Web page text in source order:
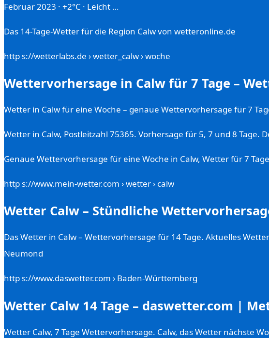
Februar 2023 · +2°C · Leicht …
Das 14-Tage-Wetter für die Region Calw von wetteronline.de
http s://wetterlabs.de › wetter_calw › woche
Wettervorhersage in Calw für 7 Tage –
Wetter in Calw für eine Woche – genaue Wettervorhersage für 7
Wetter in Calw, Postleitzahl 75365. Vorhersage für 5, 7 und 8
Genaue Wettervorhersage für eine Woche in Calw, Wetter für 7 Tage
http s://www.mein-wetter.com › wetter › calw
Wetter Calw – Stündliche
Das Wetter in Calw – Wettervorhersage für 14 Tage. Aktuelles
Neumond
http s://www.daswetter.com › Baden-Württemberg
Wetter Calw 14 Tage – daswetter.com |
Wetter Calw, 7 Tage Wettervorhersage. Calw, das Wetter nächste